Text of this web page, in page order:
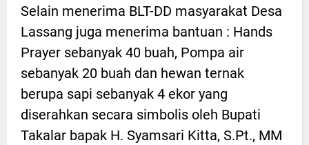
Selain menerima BLT-DD masyarakat Desa
Lassang juga menerima bantuan : Hands
Prayer sebanyak 40 buah, Pompa air
sebanyak 20 buah dan hewan ternak
berupa sapi sebanyak 4 ekor yang
diserahkan secara simbolis oleh Bupati
Takalar bapak H. Syamsari Kitta, S.Pt., MM